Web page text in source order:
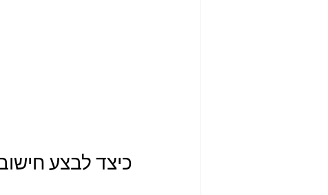
כיצד לבצע